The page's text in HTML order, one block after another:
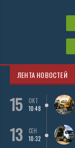
ЛЕНТА НОВОСТЕЙ
15
ОКТ
10:48
13
СЕН
10:32